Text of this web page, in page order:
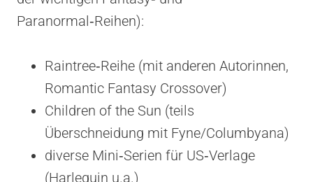
Paranormal‑Reihen):
Raintree‑Reihe (mit anderen Autorinnen,
Romantic Fantasy Crossover)
Children of the Sun (teils
Überschneidung mit Fyne/Columbyana)
diverse Mini‑Serien für US‑Verlage
(Harlequin u.a.)